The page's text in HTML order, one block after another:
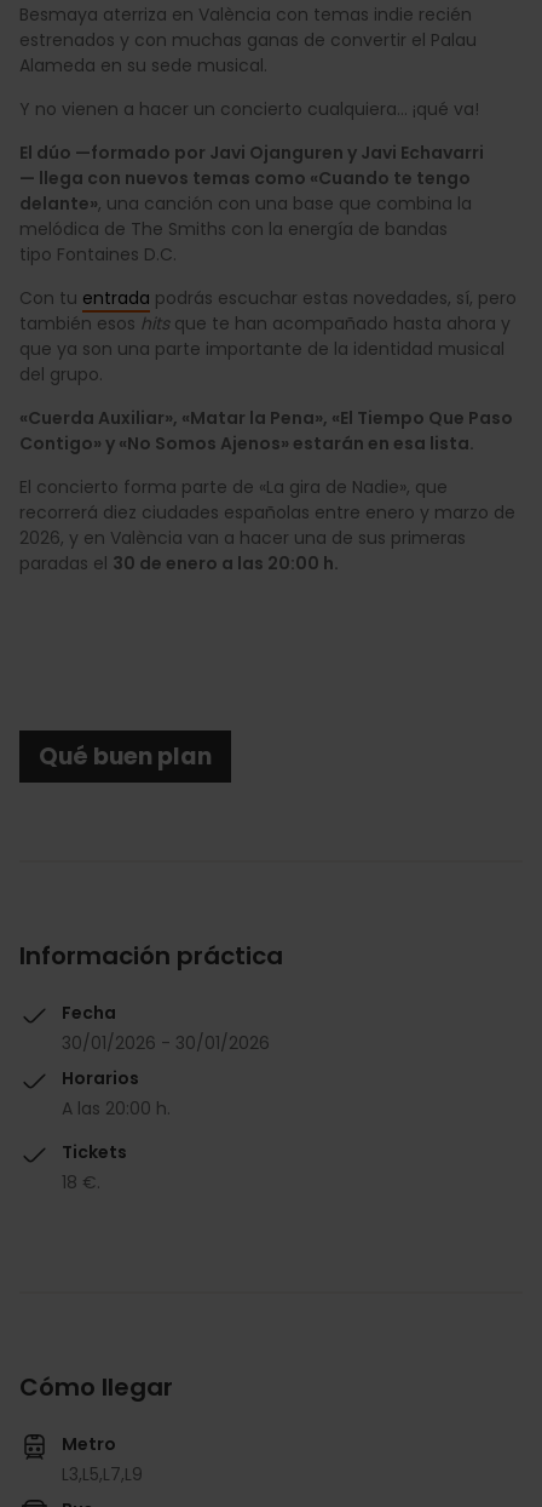
Besmaya aterriza en València con temas indie recién
estrenados y con muchas ganas de convertir el Palau
Alameda en su sede musical.
Y no vienen a hacer un concierto cualquiera… ¡qué va!
El dúo —formado por Javi Ojanguren y Javi Echavarri
— llega con nuevos temas como «Cuando te tengo
delante», una canción con una base que combina la
melódica de The Smiths con la energía de bandas
tipo Fontaines D.C.
Con tu entrada podrás escuchar estas novedades, sí, pero
también esos hitsque te han acompañado hasta ahora y
que ya son una parte importante de la identidad musical
del grupo.
«Cuerda Auxiliar», «Matar la Pena», «El Tiempo Que Paso
Contigo» y «No Somos Ajenos» estarán en esa lista.
El concierto forma parte de «La gira de Nadie», que
recorrerá diez ciudades españolas entre enero y marzo de
2026, y en València van a hacer una de sus primeras
paradas el 30 de enero a las 20:00 h.
Qué buen plan
Información práctica
Fecha
30/01/2026 - 30/01/2026
Horarios
A las 20:00 h.
Tickets
18 €.
Cómo llegar
Metro
L3,L5,L7,L9